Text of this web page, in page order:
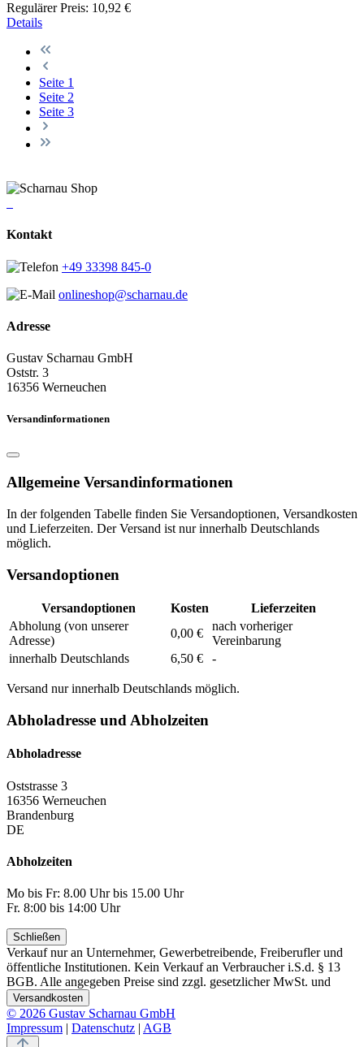
Regulärer Preis: 10,92 €
Details
Seite 1
Seite 2
Seite 3
Kontakt
+49 33398 845-0
onlineshop@scharnau.de
Adresse
Gustav Scharnau GmbH
Oststr. 3
16356 Werneuchen
Versandinformationen
Allgemeine Versandinformationen
In der folgenden Tabelle finden Sie Versandoptionen, Versandkosten
und Lieferzeiten. Der Versand ist nur innerhalb Deutschlands
möglich.
Versandoptionen
Versandoptionen Kosten
Lieferzeiten
Abholung (von unserer
Adresse)
0,00 €
nach vorheriger
Vereinbarung
innerhalb Deutschlands
6,50 € -
Versand nur innerhalb Deutschlands möglich.
Abholadresse und Abholzeiten
Abholadresse
Oststrasse 3
16356 Werneuchen
Brandenburg
DE
Abholzeiten
Mo bis Fr: 8.00 Uhr bis 15.00 Uhr
Fr. 8:00 bis 14:00 Uhr
Schließen
Verkauf nur an Unternehmer, Gewerbetreibende, Freiberufler und
öffentliche Institutionen. Kein Verkauf an Verbraucher i.S.d. § 13
BGB. Alle angegeben Preise sind zzgl. gesetzlicher MwSt. und
Versandkosten
© 2026 Gustav Scharnau GmbH
Impressum | Datenschutz | AGB